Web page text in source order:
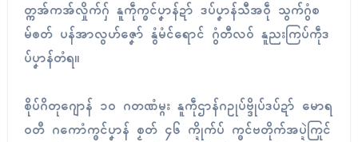
တ္ကအ်ကအ်လှိုက်ဂှ် နူကဵုက္ၜၚ်ပၞာန်ဍာ် ဒပ်ပၞာန်သီအဝဵု သွက်ဂွံစ
မ်ၜတ် ပန်အာလွဟ်ဇၞော် နွံမံၚ်ရောၚ် ဂွံတီလဝ် နူညးကြပ်ကဵုဒ
ပ်ပၞာန်တံရ။
စိုပ်ဂိတုဂျောန် ၁၀ ဂတဏံမ္ဂး နူကဵုဌာန်ဂဥုပ်ဗ္ဒိုပ်ဒပ်ဍာ် မောရ
ဝတဳ ဂကောံက္ၜၚ်ပၞာန် စၟတ် ၄၆ က္ဍိုက်ပ် က္ၜၚ်ဗတိုက်အပ္ဍဲကြုၚ်